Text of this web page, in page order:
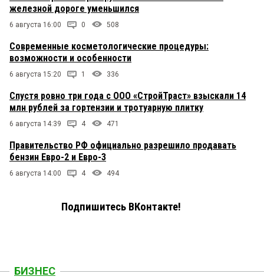
железной дороге уменьшился
6 августа 16:00 0 508
Современные косметологические процедуры:
возможности и особенности
6 августа 15:20 1 336
Спустя ровно три года с ООО «СтройТраст» взыскали 14
млн рублей за гортензии и тротуарную плитку
6 августа 14:39 4 471
Правительство РФ официально разрешило продавать
бензин Евро-2 и Евро-3
6 августа 14:00 4 494
Подпишитесь ВКонтакте!
БИЗНЕС